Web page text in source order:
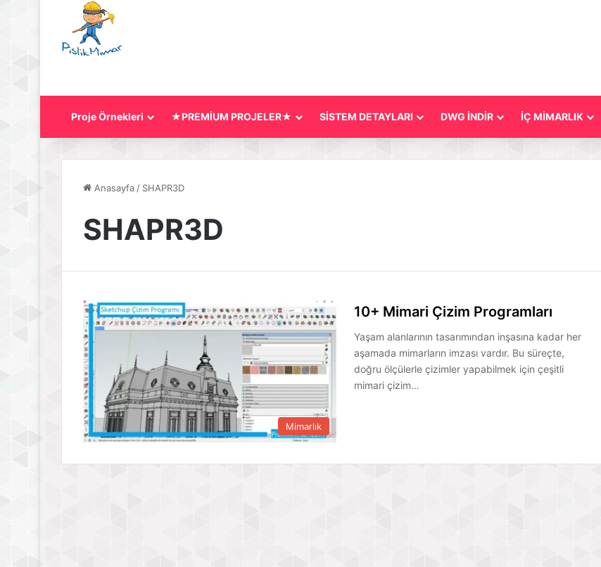
Proje Örnekleri ★PREMİUM PROJELER★ SİSTEM DETAYLARI DWG İNDİR İÇ MİMARLIK
Anasayfa / SHAPR3D
SHAPR3D
Mimarlık
10+ Mimari Çizim Programları
Yaşam alanlarının tasarımından inşasına kadar her
aşamada mimarların imzası vardır. Bu süreçte,
doğru ölçülerle çizimler yapabilmek için çeşitli
mimari çizim…